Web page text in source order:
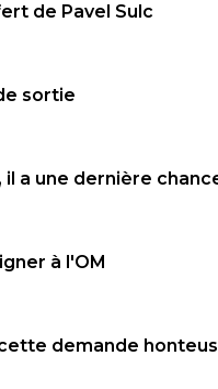
de Pavel Sulc
sortie
il a une dernière
à l'OM
demande